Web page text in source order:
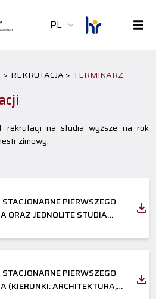
PL
> REKRUTACJA > TERMINARZ
na studia wyższe na rok
zimowy.
PIERWSZEGO
ORAZ JEDNOLITE STUDIA
PIERWSZEGO
(KIERUNKI: ARCHITEKTURA;